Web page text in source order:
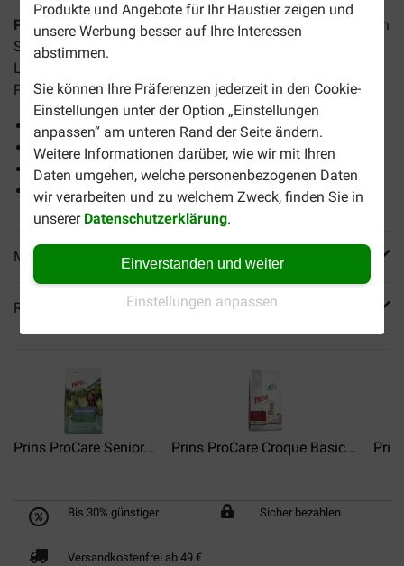
Produkte und Angebote für Ihr Haustier zeigen und
unsere Werbung besser auf Ihre Interessen
abstimmen.
Sie können Ihre Präferenzen jederzeit in den Cookie-
Einstellungen unter der Option „Einstellungen
anpassen“ am unteren Rand der Seite ändern.
Weitere Informationen darüber, wie wir mit Ihren
Daten umgehen, welche personenbezogenen Daten
wir verarbeiten und zu welchem Zweck, finden Sie in
unserer Datenschutzerklärung.
Einverstanden und weiter
Einstellungen anpassen
Prins ProCare Pressed Veterinary Diet Skin Support
ist ein
Spezialfutter für ausgewachsene Hunde mit einer
Lebensmittel-Überempfindlichkeit oder mit Magen-Darm-
Problemen.
Leicht verdauliche Inhaltsstoffe
Unterstützt das Immunsystem
Omega -3-Fettsäuren
Sorgfältig ausgewählte Zutaten
Mehr Produktinfos
Reviews
Prins ProCare Senior... Prins ProCare Croque Basic...
Bis 30% günstiger Sicher bezahlen
Versandkostenfrei ab 49 €